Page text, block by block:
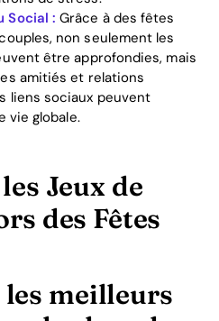
Social : Grâce à des fêtes
non seulement les
être approfondies, mais
amitiés et relations
liens sociaux peuvent
vie globale.
Jeux de
des Fêtes
les meilleurs